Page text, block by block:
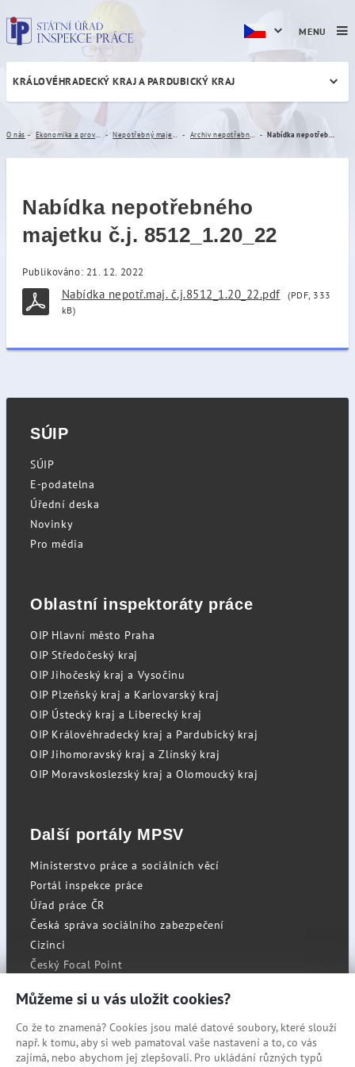
Nabídka nepotřebného
KRÁLOVÉHRADECKÝ KRAJ A PARDUBICKÝ KRAJ
O nás
Nabídka nepotřebného
majetku č.j. 8512_1.20_22
Publikováno: 21. 12. 2022
Nabídka nepotř.maj. č.j.8512_1.20_22.pdf
(PDF, 333
kB)
MENU
SÚIP
SÚIP
E-podatelna
Úřední deska
Novinky
Pro média
Oblastní inspektoráty práce
OIP Hlavní město Praha
OIP Středočeský kraj
OIP Jihočeský kraj a Vysočinu
OIP Plzeňský kraj a Karlovarský kraj
OIP Ústecký kraj a Liberecký kraj
OIP Královéhradecký kraj a Pardubický kraj
OIP Jihomoravský kraj a Zlínský kraj
OIP Moravskoslezský kraj a Olomoucký kraj
Další portály MPSV
Ministerstvo práce a sociálních věcí
Portál inspekce práce
Úřad práce ČR
Česká správa sociálního zabezpečení
Cizinci
Český Focal Point
RSS
Cookies
Můžeme si u vás uložit cookies?
Co že to znamená? Cookies jsou malé datové soubory, které slouží
např. k tomu, aby si web pamatoval vaše nastavení a to, co vás
zajímá, nebo abychom jej zlepšovali. Pro ukládání různých typů